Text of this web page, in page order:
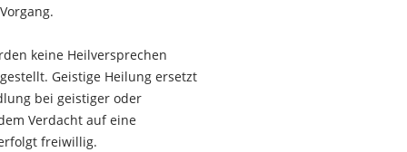
keine Heilversprechen
Geistige Heilung ersetzt
bei geistiger oder
Verdacht auf eine
freiwillig.